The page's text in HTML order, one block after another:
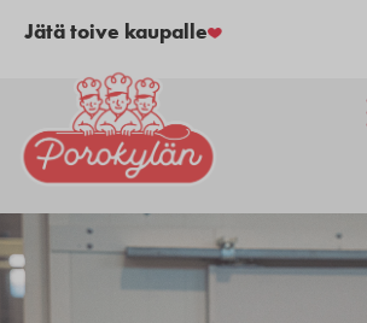
Jätä toive kaupalle